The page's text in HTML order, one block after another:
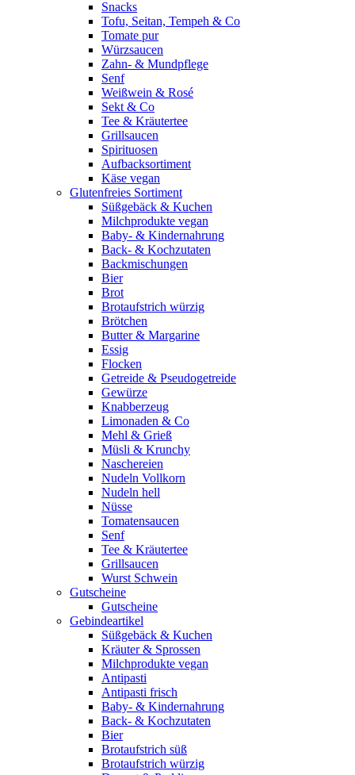
Snacks
Tofu, Seitan, Tempeh & Co
Tomate pur
Würzsaucen
Zahn- & Mundpflege
Senf
Weißwein & Rosé
Sekt & Co
Tee & Kräutertee
Grillsaucen
Spirituosen
Aufbacksortiment
Käse vegan
Glutenfreies Sortiment
Süßgebäck & Kuchen
Milchprodukte vegan
Baby- & Kindernahrung
Back- & Kochzutaten
Backmischungen
Bier
Brot
Brotaufstrich würzig
Brötchen
Butter & Margarine
Essig
Flocken
Getreide & Pseudogetreide
Gewürze
Knabberzeug
Limonaden & Co
Mehl & Grieß
Müsli & Krunchy
Naschereien
Nudeln Vollkorn
Nudeln hell
Nüsse
Tomatensaucen
Senf
Tee & Kräutertee
Grillsaucen
Wurst Schwein
Gutscheine
Gutscheine
Gebindeartikel
Süßgebäck & Kuchen
Kräuter & Sprossen
Milchprodukte vegan
Antipasti
Antipasti frisch
Baby- & Kindernahrung
Back- & Kochzutaten
Bier
Brotaufstrich süß
Brotaufstrich würzig